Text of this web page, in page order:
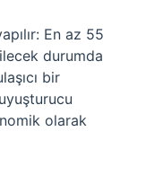
En az 55
durumda
bir
olarak